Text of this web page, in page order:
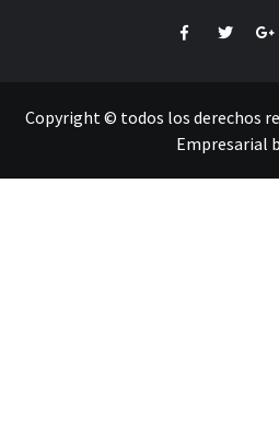
FacebookTwitter
Copyright © todos los derechos
Empresarial